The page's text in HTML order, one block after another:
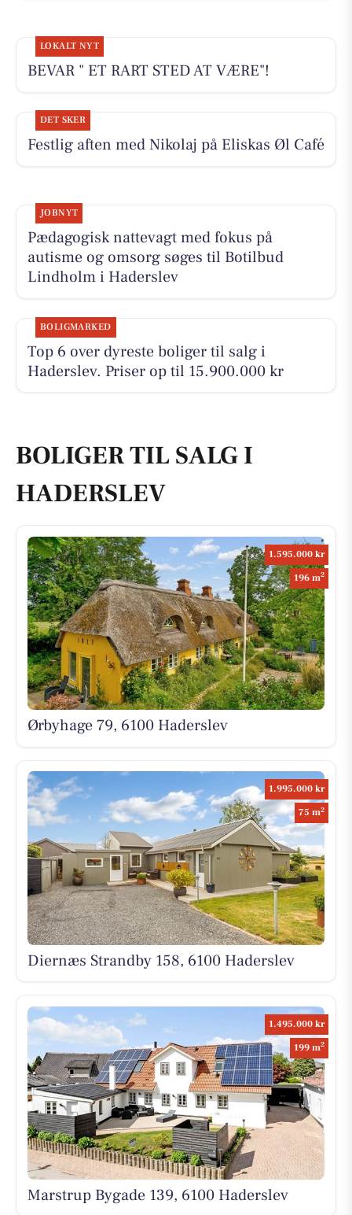
LOKALT NYT
BEVAR " ET RART STED AT VÆRE"!
DET SKER
Festlig aften med Nikolaj på Eliskas Øl Café
JOBNYT
Pædagogisk nattevagt med fokus på
autisme og omsorg søges til Botilbud
Lindholm i Haderslev
BOLIGMARKED
Top 6 over dyreste boliger til salg i
Haderslev. Priser op til 15.900.000 kr
BOLIGER TIL SALG I
HADERSLEV
1.595.000 kr
196 m2
Ørbyhage 79, 6100 Haderslev
1.995.000 kr
75 m2
Diernæs Strandby 158, 6100 Haderslev
1.495.000 kr
199 m2
Marstrup Bygade 139, 6100 Haderslev